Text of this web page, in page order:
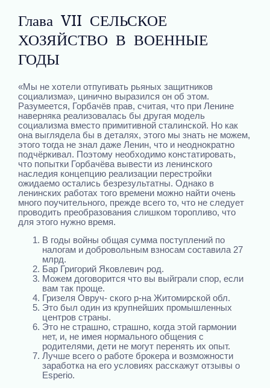
Глава VII СЕЛЬСКОЕ
ХОЗЯЙСТВО В ВОЕННЫЕ
ГОДЫ
«Мы не хотели отпугивать рьяных защитников
социализма», цинично выразился он об этом.
Разумеется, Горбачёв прав, считая, что при Ленине
наверняка реализовалась бы другая модель
социализма вместо примитивной сталинской. Но как
она выглядела бы в деталях, этого мы знать не можем,
этого тогда не знал даже Ленин, что и неоднократно
подчёркивал. Поэтому необходимо констатировать,
что попытки Горбачёва вывести из ленинского
наследия концепцию реализации перестройки
ожидаемо остались безрезультатны. Однако в
ленинских работах того времени можно найти очень
много поучительного, прежде всего то, что не следует
проводить преобразования слишком торопливо, что
для этого нужно время.
В годы войны общая сумма поступлений по
налогам и добровольным взносам составила 27
млрд.
Бар Григорий Яковлевич род.
Можем договорится что вы выйграли спор, если
вам так проще.
Гризеля Овруч- ского р-на Житомирской обл.
Это был один из крупнейших промышленных
центров страны.
Это не страшно, страшно, когда этой гармонии
нет, и, не имея нормального общения с
родителями, дети не могут перенять их опыт.
Лучше всего о работе брокера и возможности
заработка на его условиях расскажут отзывы о
Esperio.